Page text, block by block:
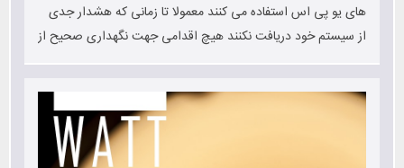
های یو پی اس استفاده می کنند معمولا تا زمانی که هشدار جدی
از سیستم خود دریافت نکنند هیچ اقدامی جهت نگهداری صحیح از
یو پی اس خود نمی کنند